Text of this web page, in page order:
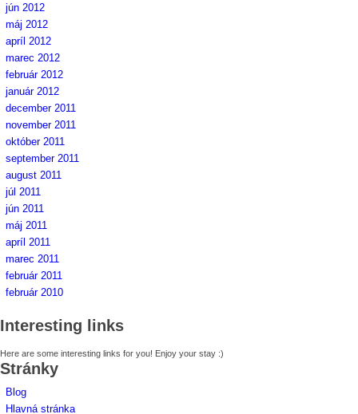
jún 2012
máj 2012
apríl 2012
marec 2012
február 2012
január 2012
december 2011
november 2011
október 2011
september 2011
august 2011
júl 2011
jún 2011
máj 2011
apríl 2011
marec 2011
február 2011
február 2010
Interesting links
Here are some interesting links for you! Enjoy your stay :)
Stránky
Blog
Hlavná stránka